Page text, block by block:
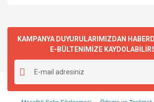
KAMPANYA DUYURULARIMIZDAN
E-BÜLTENİMİZE